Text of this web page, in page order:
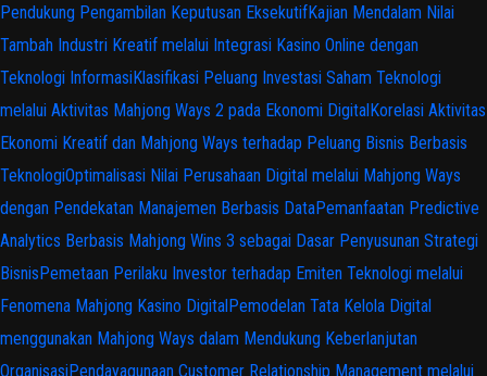
Pendukung Pengambilan Keputusan EksekutifKajian Mendalam Nilai
Tambah Industri Kreatif melalui Integrasi Kasino Online dengan
Teknologi InformasiKlasifikasi Peluang Investasi Saham Teknologi
melalui Aktivitas Mahjong Ways 2 pada Ekonomi DigitalKorelasi Aktivitas
Ekonomi Kreatif dan Mahjong Ways terhadap Peluang Bisnis Berbasis
TeknologiOptimalisasi Nilai Perusahaan Digital melalui Mahjong Ways
dengan Pendekatan Manajemen Berbasis DataPemanfaatan Predictive
Analytics Berbasis Mahjong Wins 3 sebagai Dasar Penyusunan Strategi
BisnisPemetaan Perilaku Investor terhadap Emiten Teknologi melalui
Fenomena Mahjong Kasino DigitalPemodelan Tata Kelola Digital
menggunakan Mahjong Ways dalam Mendukung Keberlanjutan
OrganisasiPendayagunaan Customer Relationship Management melalui